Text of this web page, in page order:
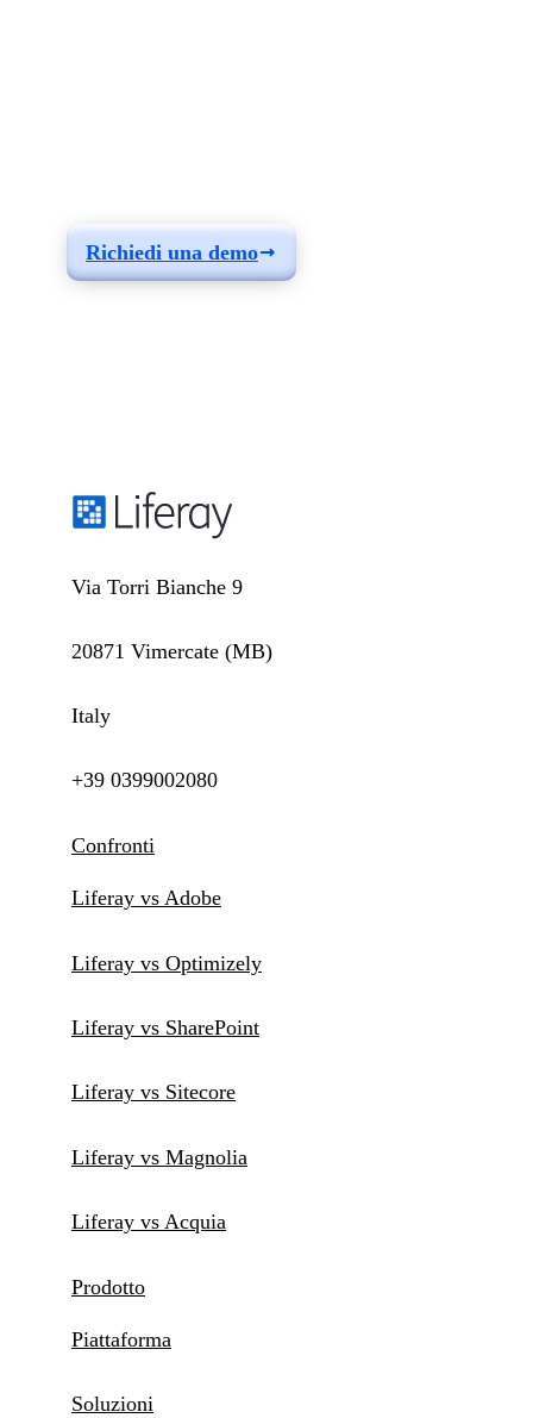
Richiedi una demo
Via Torri Bianche 9
20871 Vimercate (MB)
Italy
+39 0399002080
Confronti
Liferay vs Adobe
Liferay vs Optimizely
Liferay vs SharePoint
Liferay vs Sitecore
Liferay vs Magnolia
Liferay vs Acquia
Prodotto
Piattaforma
Soluzioni